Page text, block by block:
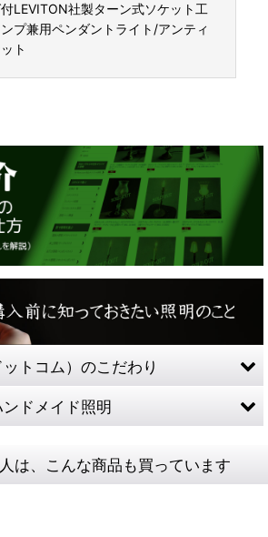
LEVITON社製ターン式ソケット工
プ兼用ペンダントライト/アンティ
ト
トコム）のこだわり
ドメイド照明
は、こんな商品も買っています